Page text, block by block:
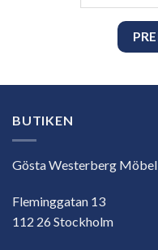
BUTIKEN
Gösta Westerberg Möbel
Fleminggatan 13
112 26 Stockholm